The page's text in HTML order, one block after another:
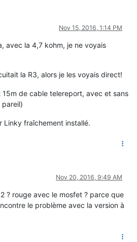
Nov 15, 2016, 1:14 PM
avec la 4,7 kohm, je ne voyais
la R3, alors je les voyais direct!
de cable telereport, avec et sans
pareil)
Linky fraîchement installé.
Nov 20, 2016, 9:49 AM
? rouge avec le mosfet ? parce que
le problème avec la version à